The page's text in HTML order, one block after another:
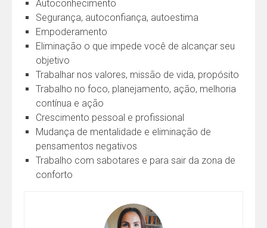
Autoconhecimento
Segurança, autoconfiança, autoestima
Empoderamento
Eliminação o que impede você de alcançar seu
objetivo
Trabalhar nos valores, missão de vida, propósito
Trabalho no foco, planejamento, ação, melhoria
contínua e ação
Crescimento pessoal e profissional
Mudança de mentalidade e eliminação de
pensamentos negativos
Trabalho com sabotares e para sair da zona de
conforto